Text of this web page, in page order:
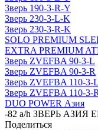
Зверь 190-3-R-Y
Зверь 230-3-L-K
Зверь 230-3-R-K
SOLO PREMIUM
EXTRA PREMIUM
Зверь ZVEFBA 90-3-L
Зверь ZVEFBA 90-3-R
Зверь ZVEFBA 110-3-
Зверь ZVEFBA 110-3-
DUO POWER Азия
-82 a/h ЗВЕРЬ АЗИЯ
Поделиться